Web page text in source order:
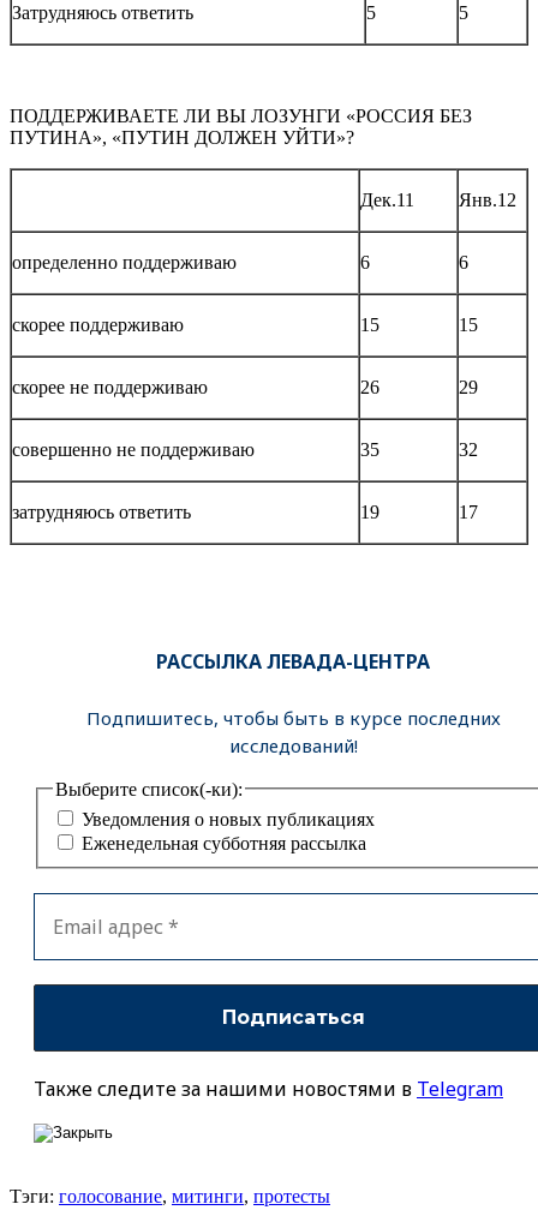
Затрудняюсь ответить 5 5
ПОДДЕРЖИВАЕТЕ ЛИ ВЫ ЛОЗУНГИ «РОССИЯ БЕЗ
ПУТИНА», «ПУТИН ДОЛЖЕН УЙТИ»?
Дек.11 Янв.12
определенно поддерживаю 6 6
скорее поддерживаю 15 15
скорее не поддерживаю 26 29
совершенно не поддерживаю 35 32
затрудняюсь ответить 19 17
РАССЫЛКА ЛЕВАДА-ЦЕНТРА
Подпишитесь, чтобы быть в курсе последних
исследований!
Выберите список(-ки):
Уведомления о новых публикациях
Еженедельная субботняя рассылка
Также следите за нашими новостями в Telegram
Тэги: голосование, митинги, протесты